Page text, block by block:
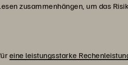
zusammenhängen, um das
eine leistungsstarke